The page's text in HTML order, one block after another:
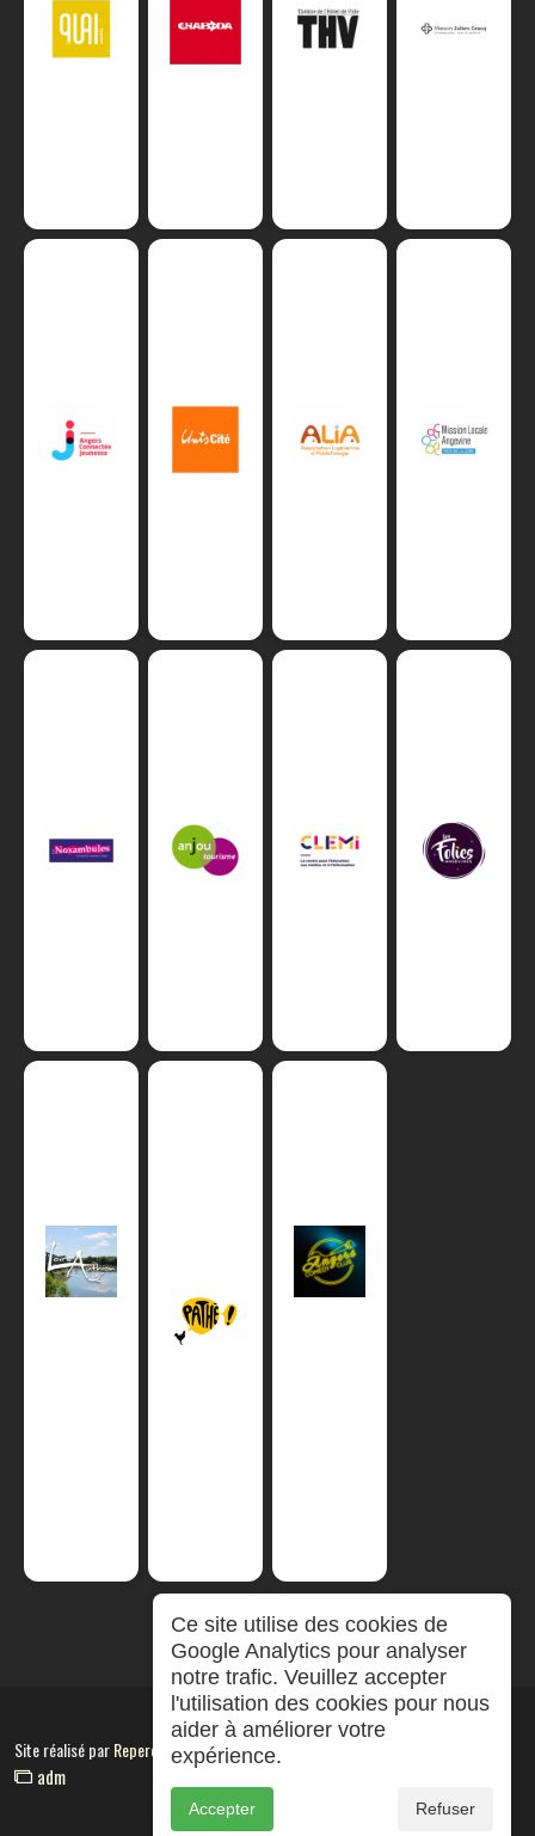
Site réalisé parRepereCom
adm
Ce site utilise des cookies de
Google Analytics pour analyser
notre trafic. Veuillez accepter
l'utilisation des cookies pour nous
aider à améliorer votre
expérience.
Accepter Refuser